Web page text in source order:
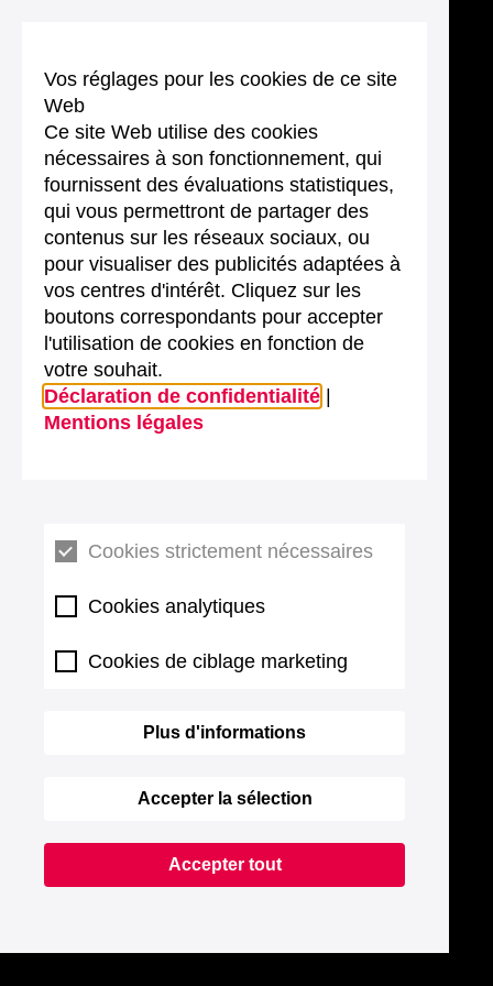
Vos réglages pour les cookies de ce site
Web
Ce site Web utilise des cookies
nécessaires à son fonctionnement, qui
fournissent des évaluations statistiques,
qui vous permettront de partager des
contenus sur les réseaux sociaux, ou
pour visualiser des publicités adaptées à
vos centres d'intérêt. Cliquez sur les
boutons correspondants pour accepter
l'utilisation de cookies en fonction de
votre souhait.
Déclaration de confidentialité
Mentions légales
Cookies strictement nécessaires
Cookies analytiques
Cookies de ciblage marketing
Plus d'informations
Accepter la sélection
Accepter tout